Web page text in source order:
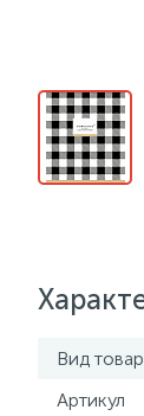
Вид
Артикул